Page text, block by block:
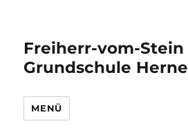
Freiherr-vom-Stein
Grundschule Herne
MENÜ